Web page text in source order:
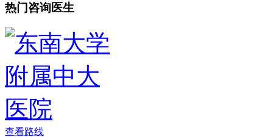
热门咨询医生
查看路线